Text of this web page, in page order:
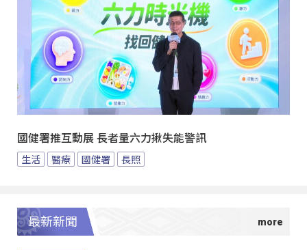
國健署推互動展 長者量六力揪失能警訊
生活 醫療 國健署 長照
最新新聞